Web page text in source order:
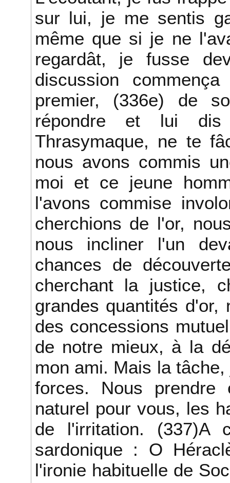
sur lui, je me sentis
même que si je ne
regardât, je fusse
discussion
premier, (336e) de
répondre et lui
Thrasymaque, ne te
nous avons commis
moi et ce jeune
l'avons commise
cherchions de l'or,
nous incliner l'un
chances de
cherchant la justice,
grandes quantités d'or,
des concessions
de notre mieux, à la
mon ami. Mais la
forces. Nous
naturel pour vous, les
de l'irritation. (337)A
sardonique : O
l'ironie habituelle de